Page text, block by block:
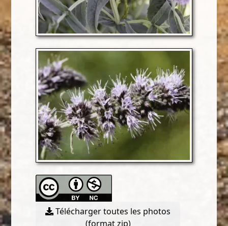
Télécharger toutes les photos
(format zip)